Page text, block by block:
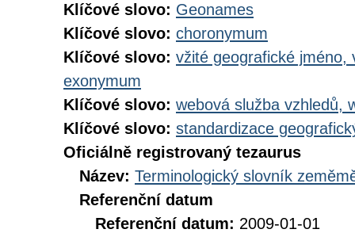
Klíčové slovo: Geonames
Klíčové slovo: choronymum
Klíčové slovo: vžité geografické jméno,
exonymum
Klíčové slovo: webová služba vzhledů,
Klíčové slovo: standardizace
Oficiálně registrovaný tezaurus
Název: Terminologický slovník
Referenční datum
Referenční datum: 2009-01-01